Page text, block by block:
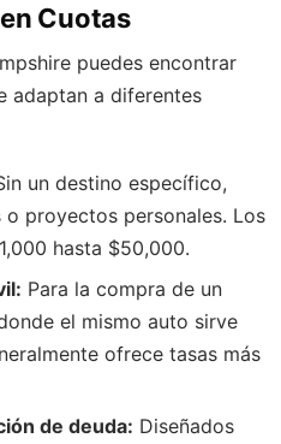
Cuotas
puedes encontrar
adaptan a diferentes
un destino específico,
o proyectos personales. Los
hasta $50,000.
Para la compra de un
el mismo auto sirve
ofrece tasas más
de deuda: Diseñados